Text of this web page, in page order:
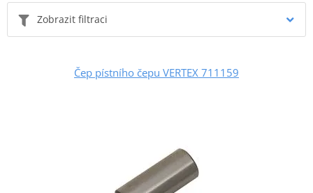
Zobrazit filtraci
Čep pístního čepu VERTEX 711159